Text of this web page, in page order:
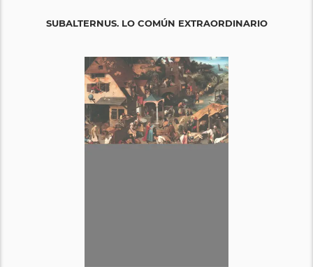
SUBALTERNUS. LO COMÚN EXTRAORDINARIO